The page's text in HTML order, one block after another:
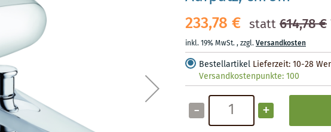
233,78 € statt614,78 €
inkl. 19% MwSt.,zzgl.Versandkosten
Bestellartikel Lieferzeit: 10-28
Versandkostenpunkte:100
- +